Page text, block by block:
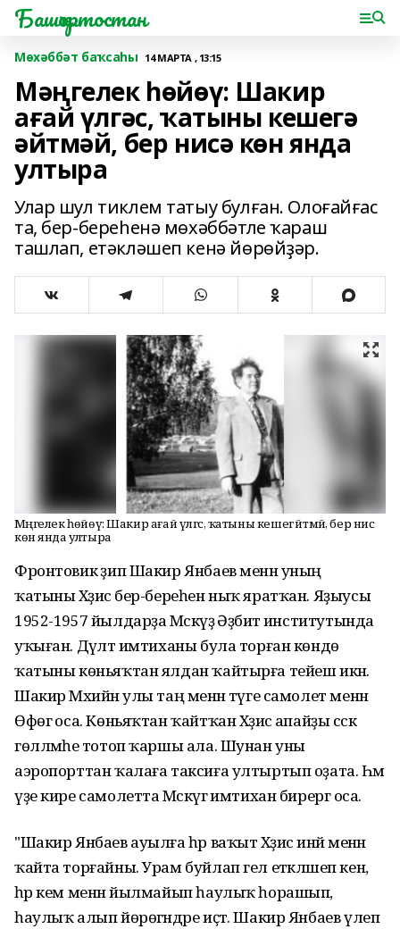
Башҡортостан
Мөхәббәт баҡсаһы 14 МАРТА , 13:15
Мәңгелек һөйөү: Шакир
ағай үлгәс, ҡатыны кешегә
әйтмәй, бер нисә көн янда
ултыра
Улар шул тиклем татыу булған. Олоғайғас
та, бер-береһенә мөхәббәтле ҡараш
ташлап, етәкләшеп кенә йөрөйҙәр.
Мәңгелек һөйөү: Шакир ағай үлгәс, ҡатыны кешегә әйтмәй, бер нисә
көн янда ултыра
Фронтовик әҙип Шакир Янбаев менән уның
ҡатыны Хәҙисә бер-береһен ныҡ яратҡан. Яҙыусы
1952-1957 йылдарҙа Мәскәүҙә Әҙәбиәт институтында
уҡыған. Дәүләт имтиханы була торған көндө
ҡатыны көньяҡтан ялдан ҡайтырға тейеш икән.
Шакир Мәхийән улы таң менән тәүге самолет менән
Өфөгә оса. Көньяҡтан ҡайтҡан Хәҙисә апайҙы сәскә
гөлләмәһе тотоп ҡаршы ала. Шунан уны
аэропорттан ҡалаға таксиға ултыртып оҙата. Һәм
үҙе кире самолетта Мәскәүгә имтихан бирергә оса.
"Шакир Янбаев ауылға һәр ваҡыт Хәҙисә инәй менән
ҡайта торғайны. Урам буйлап гел етәкләшеп кенә,
һәр кем менән йылмайып һаулыҡ һорашып,
һаулыҡ алып йөрөгәндәре иҫтә. Шакир Янбаев үлеп